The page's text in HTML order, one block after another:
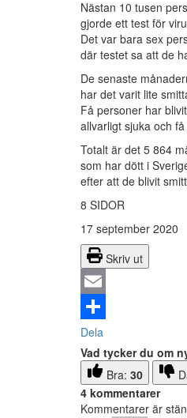
Nästan 10 tusen
gjorde ett test för
Det var bara sex
där testet sa att de
De senaste
har det varit lite
Få personer har blivit
allvarligt sjuka och
Totalt är det 5 864
som har dött i
efter att de blivit
8 SIDOR
17 september 2020
Skriv ut
Email
Dela
Vad tycker du om
Bra: 30
4 kommentarer
Kommentarer är